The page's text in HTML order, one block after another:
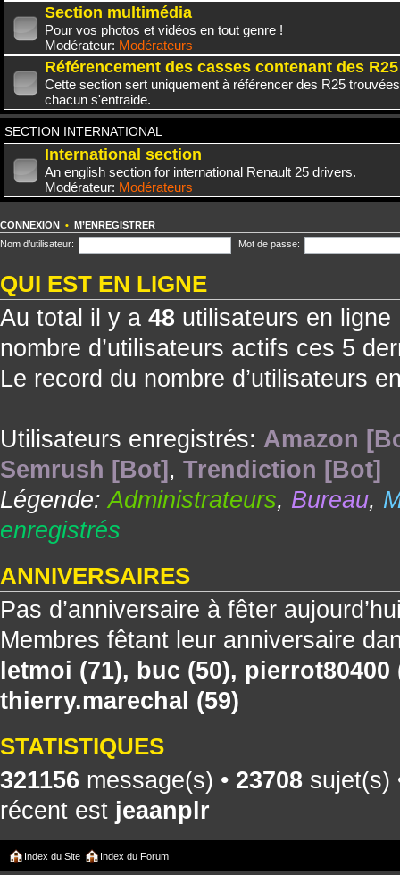
Section multimédia
Pour vos photos et vidéos en tout genre !
Modérateur: Modérateurs
Référencement des casses contenant des R25
Cette section sert uniquement à référencer des R25
chacun s'entraide.
SECTION INTERNATIONAL
International section
An english section for international Renault 25 drivers.
Modérateur: Modérateurs
CONNEXION • M’ENREGISTRER
Nom d’utilisateur:
Mot de passe:
QUI EST EN LIGNE
Au total il y a 48 utilisateurs en
nombre d’utilisateurs actifs ces 5
Le record du nombre d’utilisateurs
Utilisateurs enregistrés: Amazon
Semrush [Bot] , Trendiction [Bot]
Légende:Administrateurs, Bureau,
enregistrés
ANNIVERSAIRES
Pas d’anniversaire à fêter
Membres fêtant leur anniversaire
letmoi (71), buc (50), pierrot80400
thierry.marechal (59)
STATISTIQUES
321156 message(s) • 23708 sujet(s)
récent est jeaanplr
Index du Site Index du Forum